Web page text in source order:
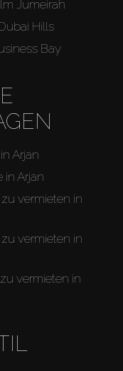
Jumeirah
Hills
Bay
Arjan
in Arjan
vermieten in
vermieten in
vermieten in